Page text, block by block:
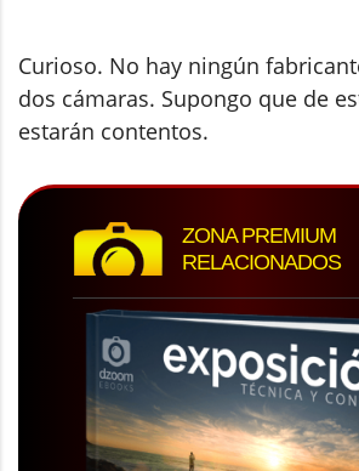
Curioso. No hay ningún
dos cámaras. Supongo que de
estarán contentos.
ZONA PREMIUM
RELACIONADOS